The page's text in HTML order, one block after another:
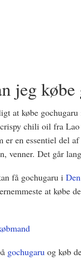
jeg købe
at købe
chili oil fra Lao
er en essentiel del
venner. Det går
få gochugaru i
at købe
gochugaru og køb